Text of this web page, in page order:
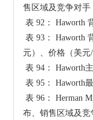
售区域及竞争对手
表 92： Haworth 背痛治疗椅产品规格及应用
表 93： Haworth 背痛治疗椅销量（千件）、收入（百万美
元）、价格（美元
表 94： Haworth主要业务介绍
表 95： Haworth最新发展动态
表 96： Herman Miller基本信息、总部、背痛治疗椅产地分
布、销售区域及竞